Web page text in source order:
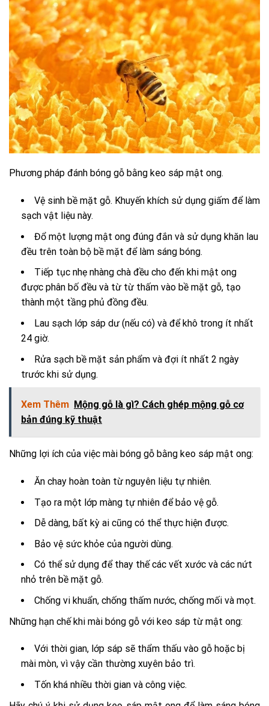
Phương pháp đánh bóng gỗ bằng keo sáp mật ong.
Vệ sinh bề mặt gỗ. Khuyến khích sử dụng giấm để làm
sạch vật liệu này.
Đổ một lượng mật ong đúng đắn và sử dụng khăn lau
đều trên toàn bộ bề mặt để làm sáng bóng.
Tiếp tục nhẹ nhàng chà đều cho đến khi mật ong
được phân bố đều và từ từ thấm vào bề mặt gỗ, tạo
thành một tầng phủ đồng đều.
Lau sạch lớp sáp dư (nếu có) và để khô trong ít nhất
24 giờ.
Rửa sạch bề mặt sản phẩm và đợi ít nhất 2 ngày
trước khi sử dụng.
Xem Thêm Mộng gỗ là gì? Cách ghép mộng gỗ cơ
bản đúng kỹ thuật
Những lợi ích của việc mài bóng gỗ bằng keo sáp mật ong:
Ăn chay hoàn toàn từ nguyên liệu tự nhiên.
Tạo ra một lớp màng tự nhiên để bảo vệ gỗ.
Dễ dàng, bất kỳ ai cũng có thể thực hiện được.
Bảo vệ sức khỏe của người dùng.
Có thể sử dụng để thay thế các vết xước và các nứt
nhỏ trên bề mặt gỗ.
Chống vi khuẩn, chống thấm nước, chống mối và mọt.
Những hạn chế khi mài bóng gỗ với keo sáp từ mật ong:
Với thời gian, lớp sáp sẽ thẩm thấu vào gỗ hoặc bị
mài mòn, vì vậy cần thường xuyên bảo trì.
Tốn khá nhiều thời gian và công việc.